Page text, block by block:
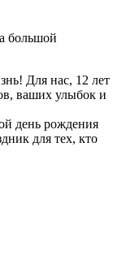
большой
Для нас, 12 лет
ваших улыбок и
день рождения
для тех, кто